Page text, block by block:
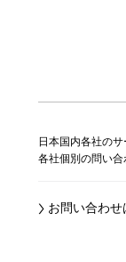
日本国内各社の
各社個別の問い合
お問い合わせ